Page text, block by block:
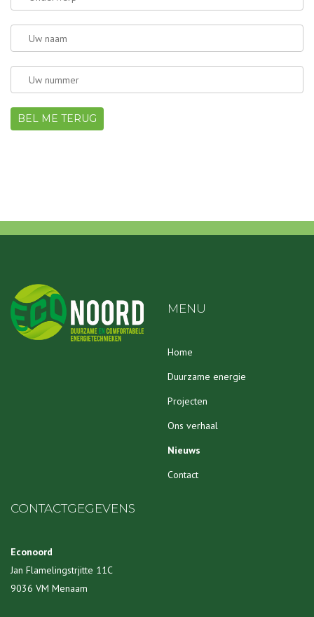
MENU
Home
Duurzame energie
Projecten
Ons verhaal
Nieuws
Contact
CONTACTGEGEVENS
Econoord
Jan Flamelingstrjitte 11C
9036 VM Menaam